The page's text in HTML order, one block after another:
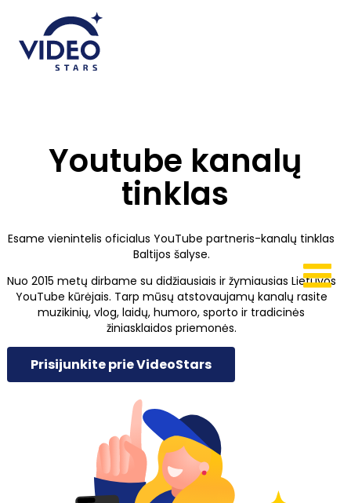
Youtube kanalų
tinklas
Esame vienintelis oficialus YouTube partneris-kanalų tinklas
Baltijos šalyse.
Nuo 2015 metų dirbame su didžiausiais ir žymiausias Lietuvos
YouTube kūrėjais. Tarp mūsų atstovaujamų kanalų rasite
muzikinių, vlog, laidų, humoro, sporto ir tradicinės
žiniasklaidos priemonės.
Prisijunkite prie VideoStars